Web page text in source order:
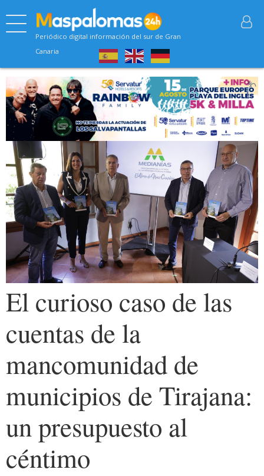
Periódico digital información del sur de Gran
Canaria
El curioso caso de las
cuentas de la
mancomunidad de
municipios de Tirajana:
un presupuesto al
céntimo